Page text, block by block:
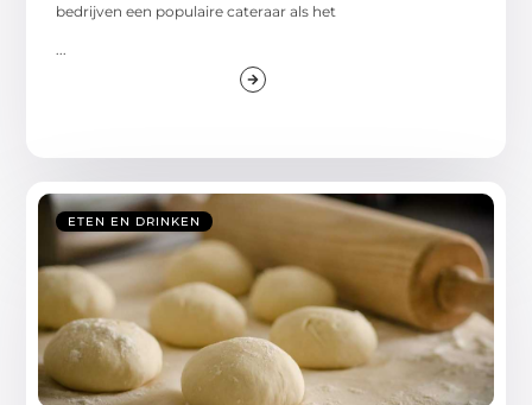
bedrijven een populaire cateraar als het
...
ETEN EN DRINKEN